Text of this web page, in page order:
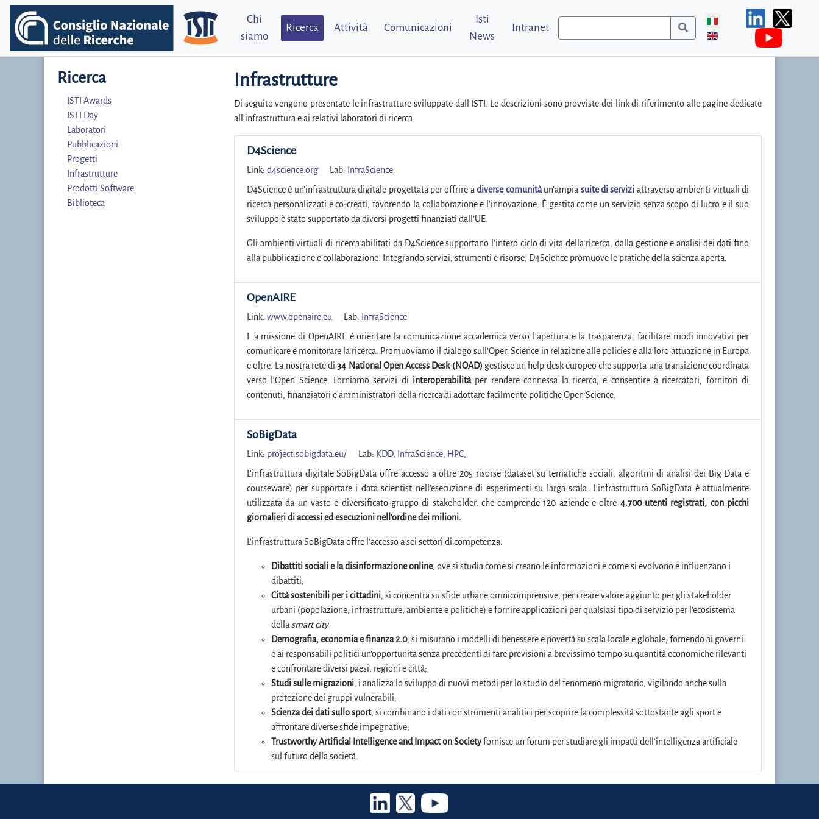
Chi
siamo
Ricerca Attività Comunicazioni
Isti
News
Intranet
Ricerca
ISTI Awards
ISTI Day
Laboratori
Pubblicazioni
Progetti
Infrastrutture
Prodotti Software
Biblioteca
Infrastrutture
Di seguito vengono presentate le infrastrutture sviluppate dall'ISTI. Le descrizioni sono provviste dei link di riferimento alle pagine dedicate
all'infrastruttura e ai relativi laboratori di ricerca.
D4Science
Link: d4science.org Lab: InfraScience
D4Science è un’infrastruttura digitale progettata per offrire adiverse comunitàun’ampia suite di servizi attraverso ambienti virtuali di
ricerca personalizzati e co-creati, favorendo la collaborazione e l’innovazione. È gestita come un servizio senza scopo di lucro e il suo
sviluppo è stato supportato da diversi progetti finanziati dall’UE.
Gli ambienti virtuali di ricerca abilitati da D4Science supportano l’intero ciclo di vita della ricerca, dalla gestione e analisi dei dati fino
alla pubblicazione e collaborazione. Integrando servizi, strumenti e risorse, D4Science promuove le pratiche della scienza aperta.
OpenAIRE
Link: www.openaire.eu Lab: InfraScience
L a missione di OpenAIRE è orientare la comunicazione accademica verso l'apertura e la trasparenza, facilitare modi innovativi per
comunicare e monitorare la ricerca. Promuoviamo il dialogo sull’Open Science in relazione alle policies e alla loro attuazione in Europa
e oltre. La nostra rete di34 National Open Access Desk (NOAD) gestisce un help desk europeo che supporta una transizione coordinata
verso l’Open Science. Forniamo servizi di interoperabilitàper rendere connessa la ricerca, e consentire a ricercatori, fornitori di
contenuti, finanziatori e amministratori della ricerca di adottare facilmente politiche Open Science.
SoBigData
Link: project.sobigdata.eu/ Lab: KDD, InfraScience, HPC,
L'infrastruttura digitale SoBigData offre accesso a oltre 205 risorse (dataset su tematiche sociali, algoritmi di analisi dei Big Data e
courseware) per supportare i data scientist nell'esecuzione di esperimenti su larga scala. L'infrastruttura SoBigData è attualmente
utilizzata da un vasto e diversificato gruppo di stakeholder, che comprende 120 aziende e oltre 4.700 utenti registrati, con picchi
giornalieri di accessi ed esecuzioni nell'ordine dei milioni.
L'infrastruttura SoBigData offre l'accesso a sei settori di competenza:
Dibattiti sociali e la disinformazione online, ove si studia come si creano le informazioni e come si evolvono e influenzano i
dibattiti;
Città sostenibili per i cittadini, si concentra su sfide urbane omnicomprensive, per creare valore aggiunto per gli stakeholder
urbani (popolazione, infrastrutture, ambiente e politiche) e fornire applicazioni per qualsiasi tipo di servizio per l'ecosistema
della smart city
Demografia, economia e finanza 2.0, si misurano i modelli di benessere e povertà su scala locale e globale, fornendo ai governi
e ai responsabili politici un’opportunità senza precedenti di fare previsioni a brevissimo tempo su quantità economiche rilevanti
e confrontare diversi paesi, regioni e città;
Studi sulle migrazioni, i analizza lo sviluppo di nuovi metodi per lo studio del fenomeno migratorio, vigilando anche sulla
protezione dei gruppi vulnerabili;
Scienza dei dati sullo sport, si combinano i dati con strumenti analitici per scoprire la complessità sottostante agli sport e
affrontare diverse sfide impegnative;
Trustworthy Artificial Intelligence and Impact on Societyfornisce un forum per studiare gli impatti dell'intelligenza artificiale
sul futuro della società.